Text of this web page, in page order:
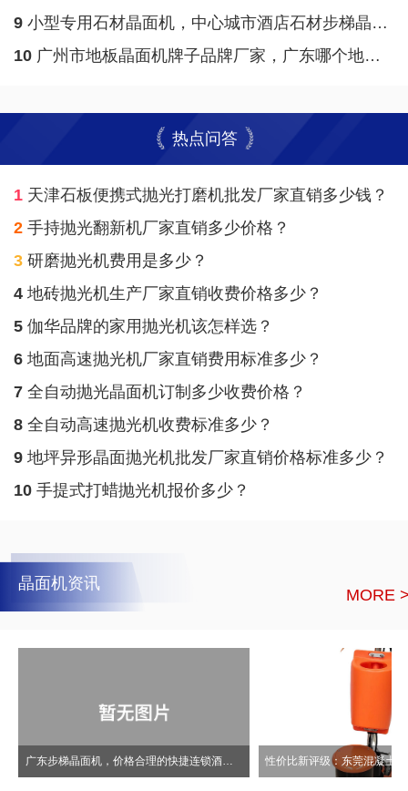
9小型专用石材晶面机，中心城市酒店石材步梯晶面单擦机生产厂家直销价格
10广州市地板晶面机牌子品牌厂家，广东哪个地方能有价格表合理地板晶面机？
热点问答
1天津石板便携式抛光打磨机批发厂家直销多少钱？
2手持抛光翻新机厂家直销多少价格？
3研磨抛光机费用是多少？
4地砖抛光机生产厂家直销收费价格多少？
5伽华品牌的家用抛光机该怎样选？
6地面高速抛光机厂家直销费用标准多少？
7全自动抛光晶面机订制多少收费价格？
8全自动高速抛光机收费标准多少？
9地坪异形晶面抛光机批发厂家直销价格标准多少？
10手提式打蜡抛光机报价多少？
晶面机资讯
MORE
广东步梯晶面机，价格合理的快捷连锁酒店水磨石晶面机